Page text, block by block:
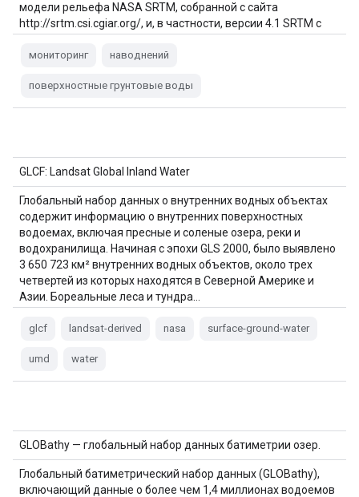
модели рельефа NASA SRTM, собранной с сайта
http://srtm.csi.cgiar.org/, и, в частности, версии 4.1 SRTM с
мониторинг наводнений
поверхностные грунтовые воды
GLCF: Landsat Global Inland Water
Глобальный набор данных о внутренних водных объектах
содержит информацию о внутренних поверхностных
водоемах, включая пресные и соленые озера, реки и
водохранилища. Начиная с эпохи GLS 2000, было выявлено
3 650 723 км² внутренних водных объектов, около трех
четвертей из которых находятся в Северной Америке и
Азии. Бореальные леса и тундра…
glcf landsat-derived nasa surface-ground-water
umd water
GLOBathy — глобальный набор данных батиметрии озер.
Глобальный батиметрический набор данных (GLOBathy),
включающий данные о более чем 1,4 миллионах водоемов